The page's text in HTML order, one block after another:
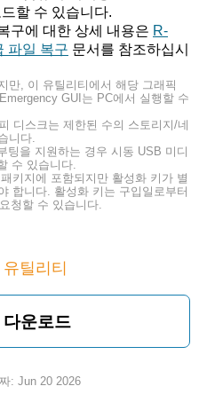
할 수 있습니다.
구에 대한 상세 내용은 R-
파일 복구 문서를 참조하십시
만, 이 유틸리티에서 해당 그래픽
GUI는 PC에서 실행할 수
디스크는 제한된 수의 스토리지/네
니다.
팅을 지원하는 경우 시동 USB 미디
수 있습니다.
키지에 포함되지만 활성화 키가 별
합니다. 활성화 키는 구입일로부터
청할 수 있습니다.
틸리티
운로드
MB
: Jun 20 2026